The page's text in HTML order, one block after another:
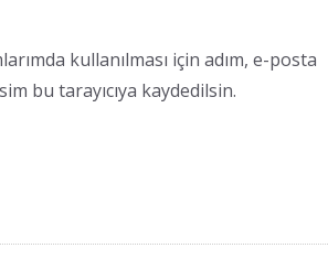
kullanılması için adım, e-posta
bu tarayıcıya kaydedilsin.